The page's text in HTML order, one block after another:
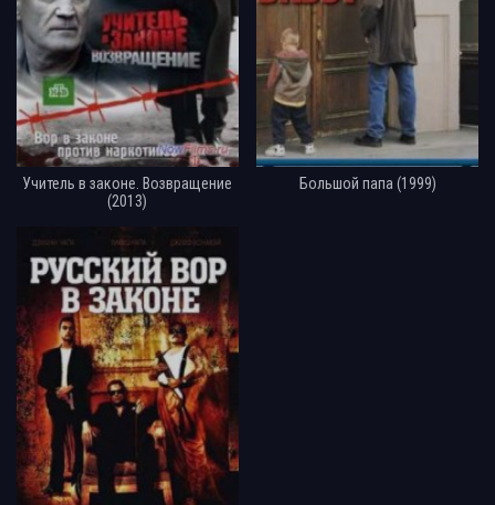
Учитель в законе. Возвращение
(2013)
Большой папа (1999)